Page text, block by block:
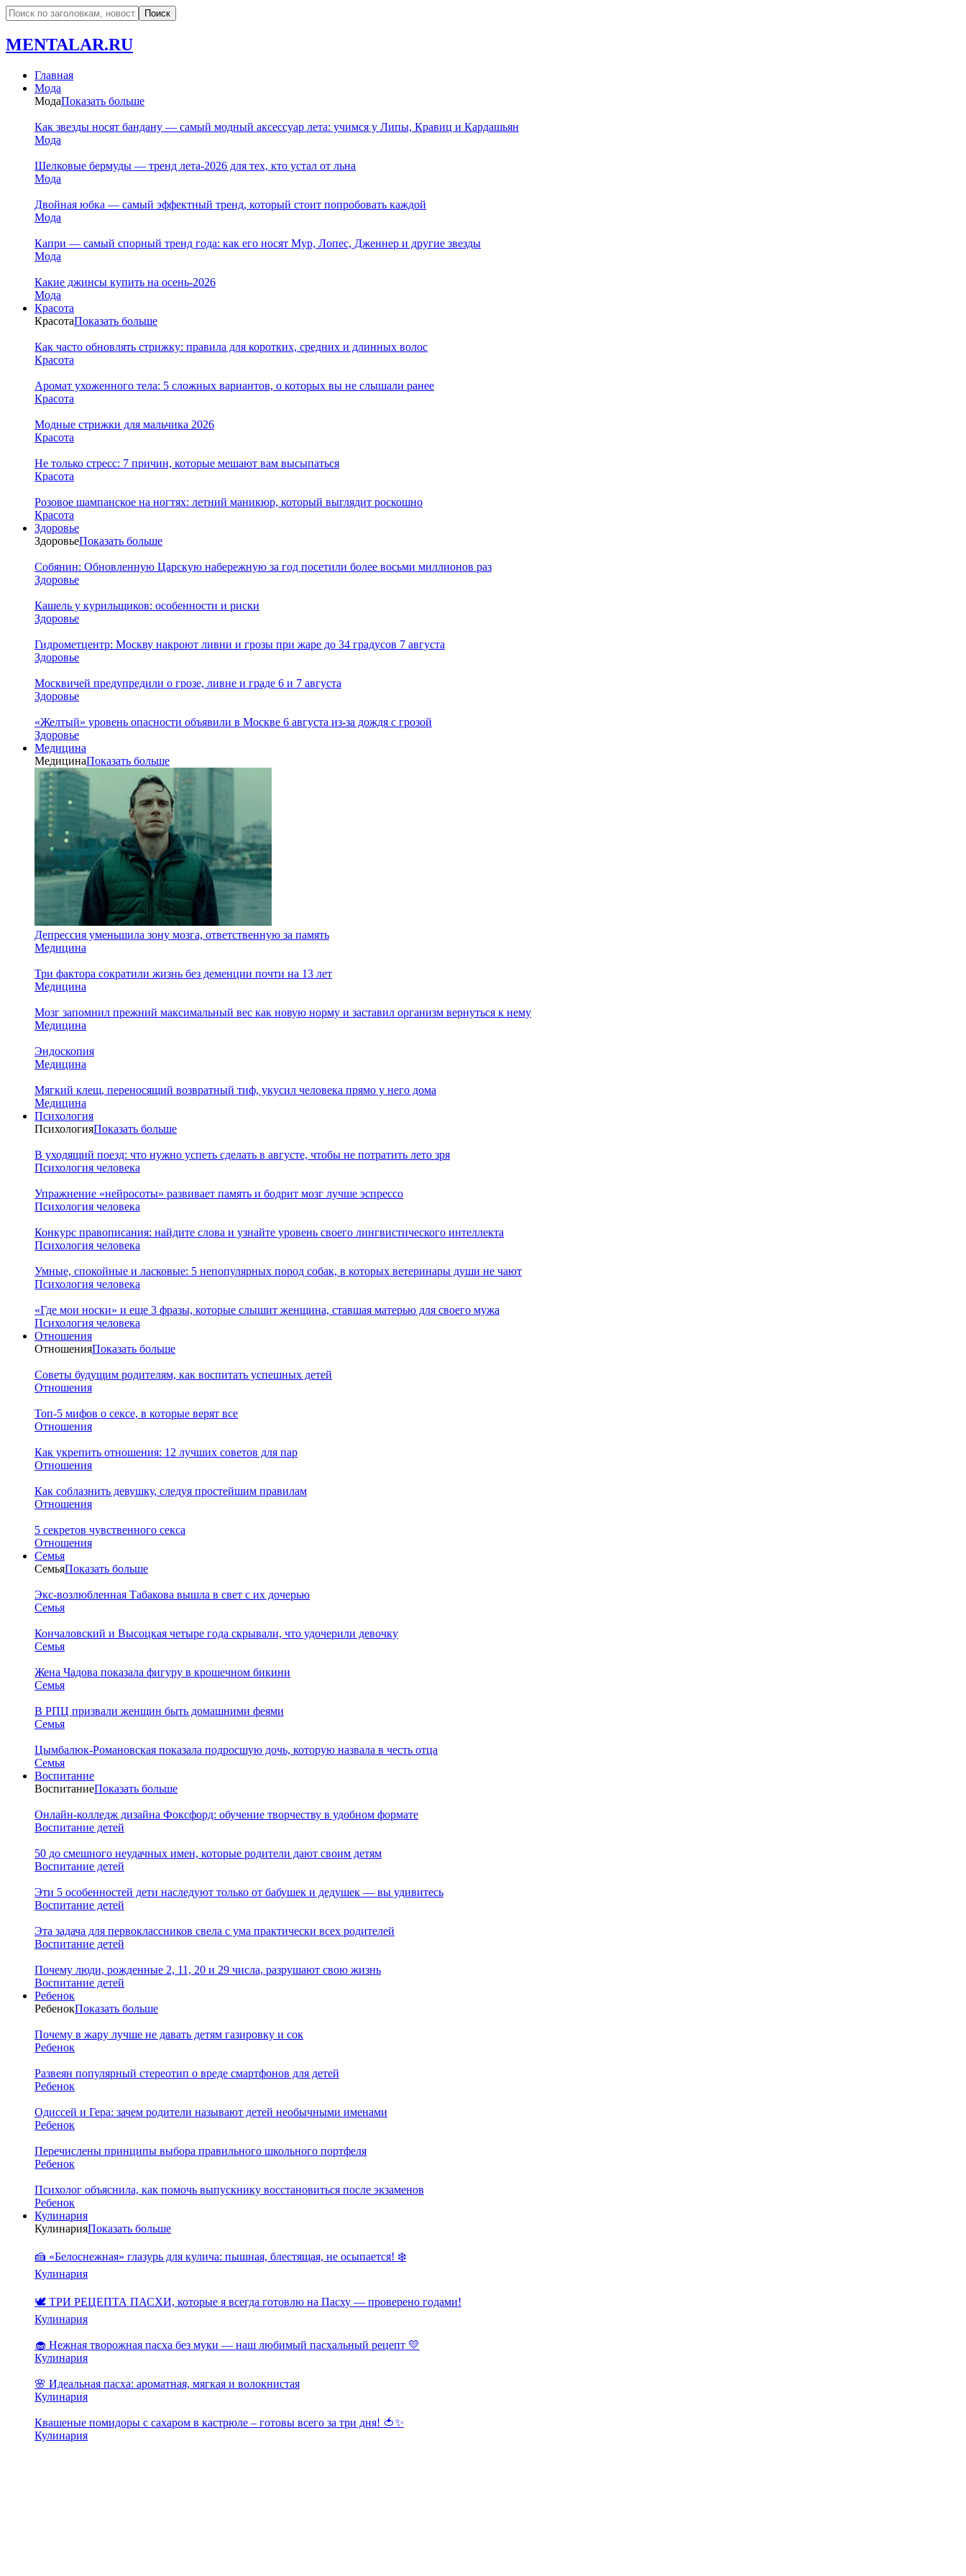
MENTALAR.RU
Главная
Мода
МодаПоказать больше
Как звезды носят бандану — самый модный аксессуар лета: учимся у Липы, Кравиц и Кардашьян
Мода
Шелковые бермуды — тренд лета-2026 для тех, кто устал от льна
Мода
Двойная юбка — самый эффектный тренд, который стоит попробовать каждой
Мода
Капри — самый спорный тренд года: как его носят Мур, Лопес, Дженнер и другие звезды
Мода
Какие джинсы купить на осень-2026
Мода
Красота
КрасотаПоказать больше
Как часто обновлять стрижку: правила для коротких, средних и длинных волос
Красота
Аромат ухоженного тела: 5 сложных вариантов, о которых вы не слышали ранее
Красота
Модные стрижки для мальчика 2026
Красота
Не только стресс: 7 причин, которые мешают вам высыпаться
Красота
Розовое шампанское на ногтях: летний маникюр, который выглядит роскошно
Красота
Здоровье
ЗдоровьеПоказать больше
Собянин: Обновленную Царскую набережную за год посетили более восьми миллионов раз
Здоровье
Кашель у курильщиков: особенности и риски
Здоровье
Гидрометцентр: Москву накроют ливни и грозы при жаре до 34 градусов 7 августа
Здоровье
Москвичей предупредили о грозе, ливне и граде 6 и 7 августа
Здоровье
«Желтый» уровень опасности объявили в Москве 6 августа из-за дождя с грозой
Здоровье
Медицина
МедицинаПоказать больше
Депрессия уменьшила зону мозга, ответственную за память
Медицина
Три фактора сократили жизнь без деменции почти на 13 лет
Медицина
Мозг запомнил прежний максимальный вес как новую норму и заставил организм вернуться к нему
Медицина
Эндоскопия
Медицина
Мягкий клещ, переносящий возвратный тиф, укусил человека прямо у него дома
Медицина
Психология
ПсихологияПоказать больше
В уходящий поезд: что нужно успеть сделать в августе, чтобы не потратить лето зря
Психология человека
Упражнение «нейросоты» развивает память и бодрит мозг лучше эспрессо
Психология человека
Конкурс правописания: найдите слова и узнайте уровень своего лингвистического интеллекта
Психология человека
Умные, спокойные и ласковые: 5 непопулярных пород собак, в которых ветеринары души не чают
Психология человека
«Где мои носки» и еще 3 фразы, которые слышит женщина, ставшая матерью для своего мужа
Психология человека
Отношения
ОтношенияПоказать больше
Советы будущим родителям, как воспитать успешных детей
Отношения
Топ-5 мифов о сексе, в которые верят все
Отношения
Как укрепить отношения: 12 лучших советов для пар
Отношения
Как соблазнить девушку, следуя простейшим правилам
Отношения
5 секретов чувственного секса
Отношения
Семья
СемьяПоказать больше
Экс-возлюбленная Табакова вышла в свет с их дочерью
Семья
Кончаловский и Высоцкая четыре года скрывали, что удочерили девочку
Семья
Жена Чадова показала фигуру в крошечном бикини
Семья
В РПЦ призвали женщин быть домашними феями
Семья
Цымбалюк-Романовская показала подросшую дочь, которую назвала в честь отца
Семья
Воспитание
ВоспитаниеПоказать больше
Онлайн-колледж дизайна Фоксфорд: обучение творчеству в удобном формате
Воспитание детей
50 до смешного неудачных имен, которые родители дают своим детям
Воспитание детей
Эти 5 особенностей дети наследуют только от бабушек и дедушек — вы удивитесь
Воспитание детей
Эта задача для первоклассников свела с ума практически всех родителей
Воспитание детей
Почему люди, рожденные 2, 11, 20 и 29 числа, разрушают свою жизнь
Воспитание детей
Ребенок
РебенокПоказать больше
Почему в жару лучше не давать детям газировку и сок
Ребенок
Развеян популярный стереотип о вреде смартфонов для детей
Ребенок
Одиссей и Гера: зачем родители называют детей необычными именами
Ребенок
Перечислены принципы выбора правильного школьного портфеля
Ребенок
Психолог объяснила, как помочь выпускнику восстановиться после экзаменов
Ребенок
Кулинария
КулинарияПоказать больше
🍰 «Белоснежная» глазурь для кулича: пышная, блестящая, не осыпается! ❄️
Кулинария
🕊️ ТРИ РЕЦЕПТА ПАСХИ, которые я всегда готовлю на Пасху — проверено годами!
Кулинария
🧁 Нежная творожная пасха без муки — наш любимый пасхальный рецепт 💛
Кулинария
🌸 Идеальная пасха: ароматная, мягкая и волокнистая
Кулинария
Квашеные помидоры с сахаром в кастрюле – готовы всего за три дня! 🍅✨
Кулинария